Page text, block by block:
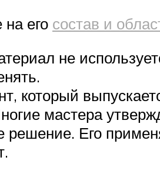
его состав и
не
который
мастера
решение. Его